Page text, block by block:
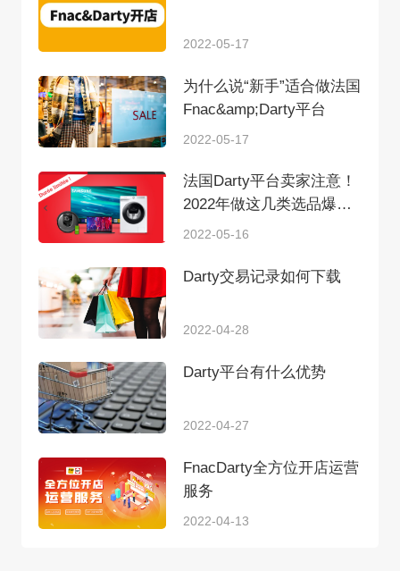
2022-05-17
为什么说“新手”适合做法国
Fnac&amp;Darty平台
2022-05-17
法国Darty平台卖家注意！
2022年做这几类选品爆单
几率很大！
2022-05-16
Darty交易记录如何下载
2022-04-28
Darty平台有什么优势
2022-04-27
FnacDarty全方位开店运营
服务
2022-04-13